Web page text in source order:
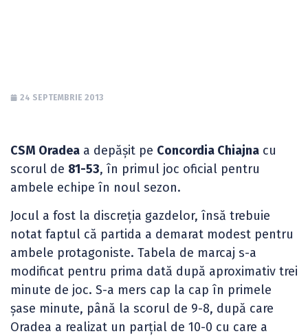
24 SEPTEMBRIE 2013
CSM Oradea a depășit pe Concordia Chiajna cu
scorul de 81-53, în primul joc oficial pentru
ambele echipe în noul sezon.
Jocul a fost la discreția gazdelor, însă trebuie
notat faptul că partida a demarat modest pentru
ambele protagoniste. Tabela de marcaj s-a
modificat pentru prima dată după aproximativ trei
minute de joc. S-a mers cap la cap în primele
șase minute, până la scorul de 9-8, după care
Oradea a realizat un parțial de 10-0 cu care a